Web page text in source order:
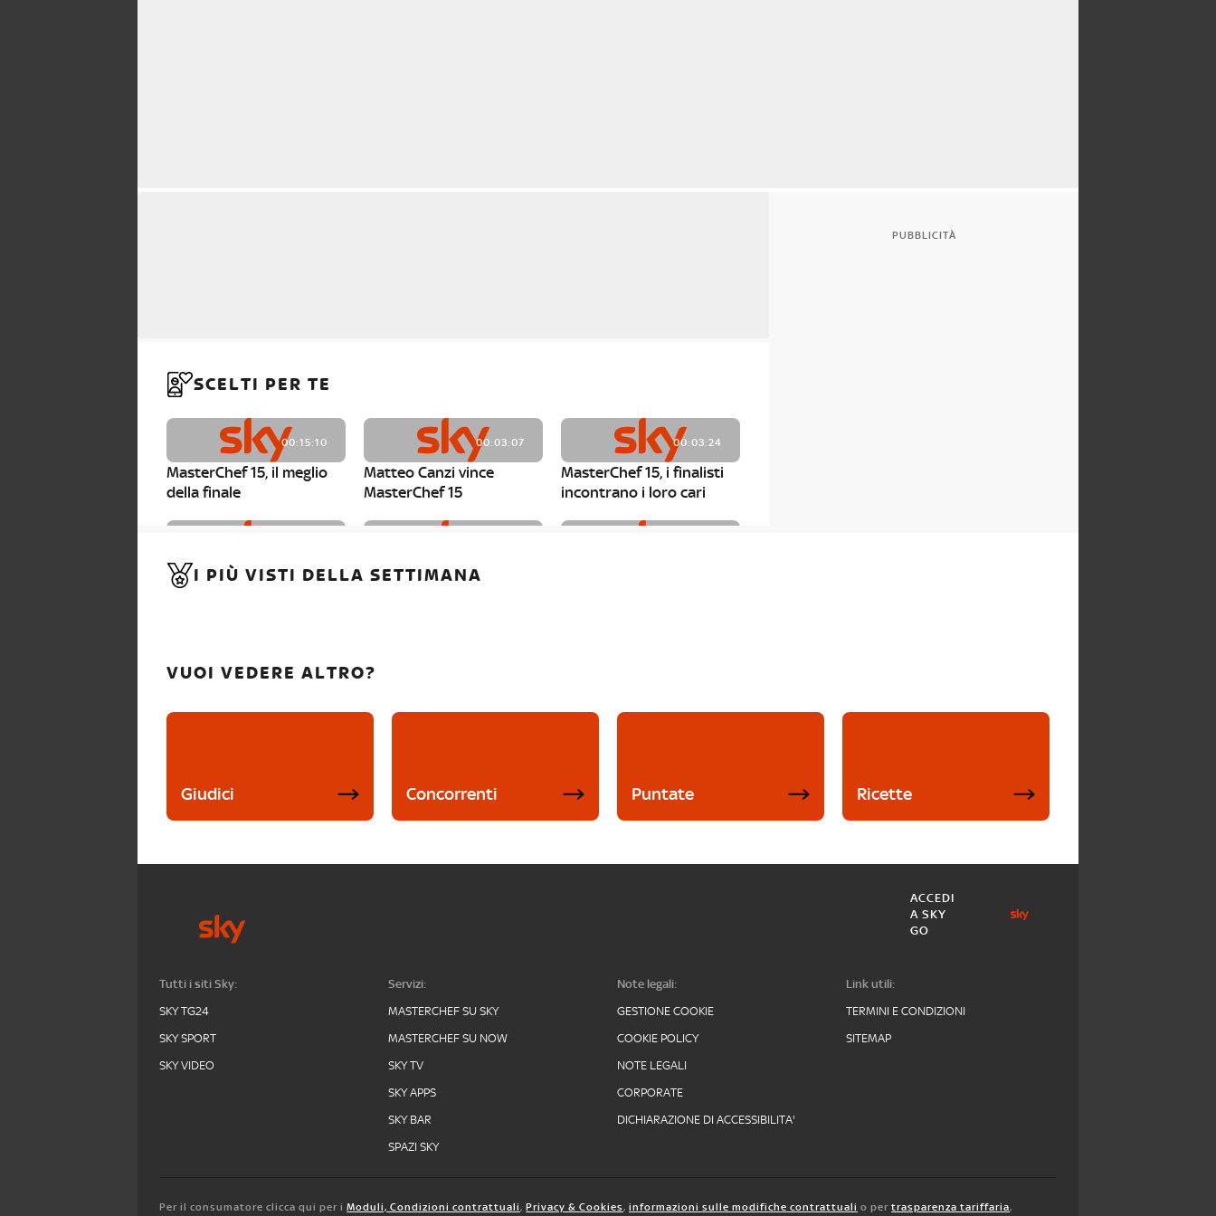
SCELTI PER TE
00:15:10
MasterChef 15, il meglio
della finale
00:03:07
Matteo Canzi vince
MasterChef 15
00:03:24
MasterChef 15, i finalisti
incontrano i loro cari
MasterChef 15, Carlotta è
MasterChef 15, Matteo
PUBBLICITÀ
I PIÙ VISTI DELLA SETTIMANA
VUOI VEDERE ALTRO?
Giudici Concorrenti Puntate Ricette
ACCEDI
A SKY
GO
Tutti i siti Sky:
SKY TG24
SKY SPORT
SKY VIDEO
Servizi:
MASTERCHEF SU SKY
MASTERCHEF SU NOW
SKY TV
SKY APPS
SKY BAR
SPAZI SKY
Note legali:
GESTIONE COOKIE
COOKIE POLICY
NOTE LEGALI
CORPORATE
DICHIARAZIONE DI ACCESSIBILITA'
Link utili:
TERMINI E CONDIZIONI
SITEMAP
Per il consumatore clicca qui per i Moduli, Condizioni contrattuali, Privacy & Cookies, informazioni sulle modifiche contrattuali o per trasparenza tariffaria,